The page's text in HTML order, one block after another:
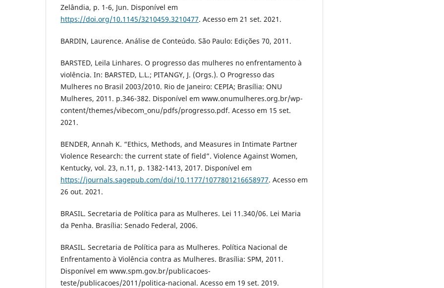
Zelândia, p. 1-6, Jun. Disponível em
https://doi.org/10.1145/3210459.3210477. Acesso em 21 set. 2021.
BARDIN, Laurence. Análise de Conteúdo. São Paulo: Edições 70, 2011.
BARSTED, Leila Linhares. O progresso das mulheres no enfrentamento à
violência. In: BARSTED, L.L.; PITANGY, J. (Orgs.). O Progresso das
Mulheres no Brasil 2003/2010. Rio de Janeiro: CEPIA; Brasília: ONU
Mulheres, 2011. p.346-382. Disponível em www.onumulheres.org.br/wp-
content/themes/vibecom_onu/pdfs/progresso.pdf. Acesso em 15 set.
2021.
BENDER, Annah K. “Ethics, Methods, and Measures in Intimate Partner
Violence Research: the current state of field”. Violence Against Women,
Kentucky, vol. 23, n.11, p. 1382-1413, 2017. Disponível em
https://journals.sagepub.com/doi/10.1177/1077801216658977. Acesso em
26 out. 2021.
BRASIL. Secretaria de Política para as Mulheres. Lei 11.340/06. Lei Maria
da Penha. Brasília: Senado Federal, 2006.
BRASIL. Secretaria de Política para as Mulheres. Política Nacional de
Enfrentamento à Violência contra as Mulheres. Brasília: SPM, 2011.
Disponível em www.spm.gov.br/publicacoes-
teste/publicacoes/2011/politica-nacional. Acesso em 19 set. 2019.